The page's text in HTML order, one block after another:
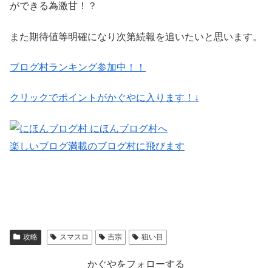
ができる為激甘！？
また期待値等明確になり次第続報を追いたいと思います。
ブログ村ランキング参加中！！
クリックでポイントがかぐやに入ります！↓
楽しいブログ満載のブログ村に飛びます
攻略 スマスロ 吉宗 狙い目
かぐやをフォローする